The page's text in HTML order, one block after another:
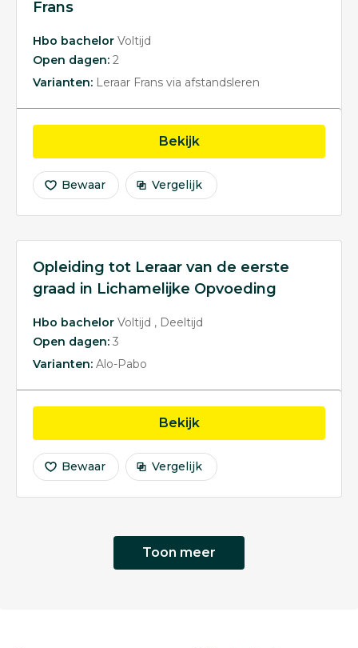
Frans
Hbo bachelor Voltijd
Open dagen: 2
Varianten: Leraar Frans via afstandsleren
Bekijkopleiding Opleiding tot
Bewaar Vergelijk
Opleiding tot Leraar van de eerste
graad in Lichamelijke Opvoeding
Hbo bachelor Voltijd
Deeltijd
Open dagen: 3
Varianten: Alo-Pabo
Bekijkopleiding Opleiding tot
Bewaar Vergelijk
Toon meer